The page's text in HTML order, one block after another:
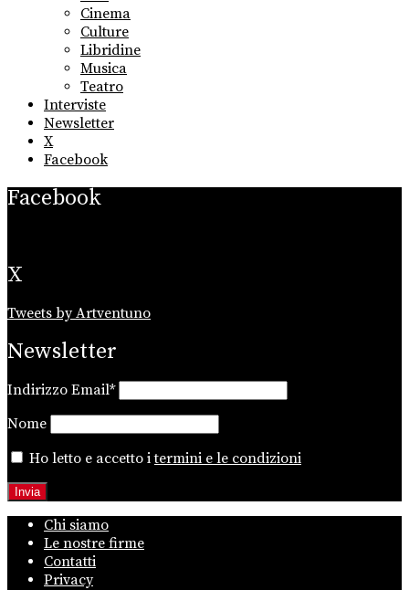
menu
Cinema
Culture
Libridine
Musica
Teatro
Interviste
Newsletter
X
Facebook
Facebook
X
Tweets by Artventuno
Newsletter
Indirizzo Email*
Nome
Ho letto e accetto itermini e le condizioni
Chi siamo
Le nostre firme
Contatti
Privacy